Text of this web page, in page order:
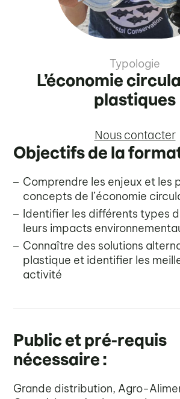
Typologie
L’économie
plastiques
Nous contacter
Objectifs de la
Comprendre les enjeux et les
concepts de l’économie
Identifier les différents types
leurs impacts
Connaître des solutions
plastique et identifier les
activité
Public et pré-requis
nécessaire :
Grande distribution, Agro-